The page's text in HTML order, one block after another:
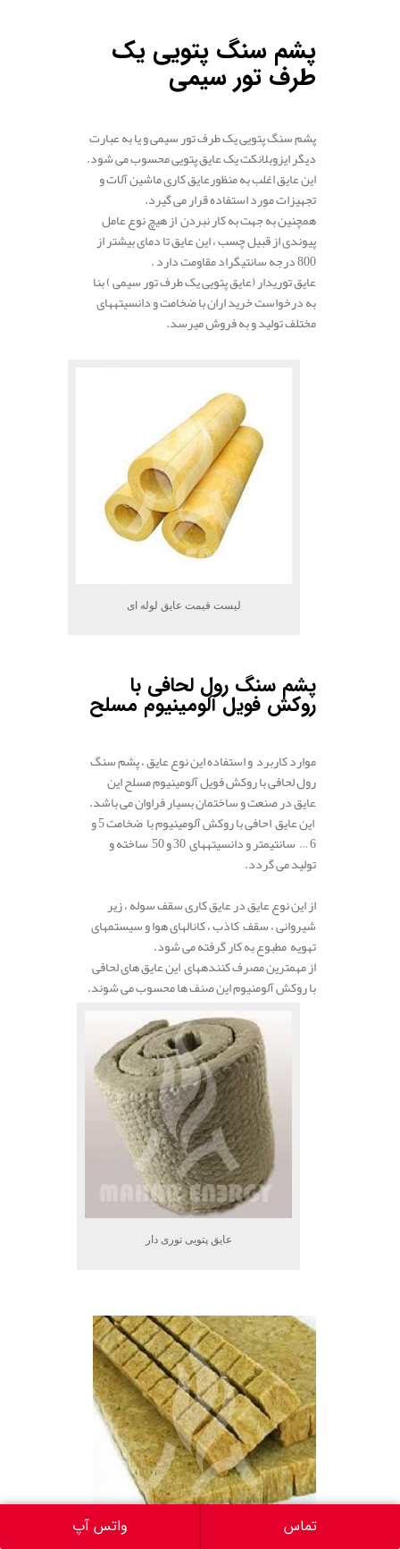
پشم سنگ پتویی یک
طرف تورسیمی
پشم سنگ پتویی یک طرف تور سیمی و یا به عبارت
دیگر ایزوبلانکت یک عایق پتویی محسوب می شود.
اینعایقاغلب به منظورعایقکاریماشینآلاتو
تجهیزات مورد استفاده قرار می گیرد.
همچنین بهجهتبه کار نبردنازهیچنوععامل
پیوندیاز قبیلچسب ،اینعایقتادمایبیشتراز
800درجهسانتیگرادمقاومتدارد.
عایقتوریدار (عایق پتویی یک طرف تور سیمی )بنا
بهدرخواستخرید ارانباضخامتودانسیتههای
مختلفتولیدو به فروش میرسد.
لیست قیمت عایق لوله ای
پشم سنگ رول لحافی با
روکش فویلآلومینیوممسلح
موارد کاربرد و استفاده این نوع عایق ، پشم سنگ
رول لحافی با روکش فویل آلومینیوم مسلحاین
عایقدرصنعتوساختمان بسیار فراوان می باشد.
اینعایق احافی با روکش آلومینیومباضخامت 5 و
6 …
سانتیمترودانسیتههای و
50 ساخته و
تولید می گردد.
از این نوع عایق در عایقکاریسقفسوله ،زیر
شیروانی ،سقفکاذب ،کانالهایهواوسیستمهای
تهویهمطبوع به کار گرفته می شود.
ازمهمترینمصرفکنندههای این عایق های لحافی
با روکش آلومنیوم این صنف ها محسوب می شوند.
عایق پتویی توری دار
تماس واتس آپ